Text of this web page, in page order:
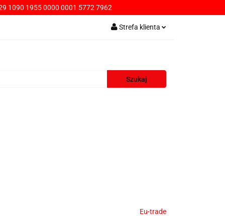
29 1090 1955 0000 0001 5772 7962
Strefa klienta
Zarejestruj się
Dodaj zgłoszenie
PŁATNOŚCI
Eu-trade